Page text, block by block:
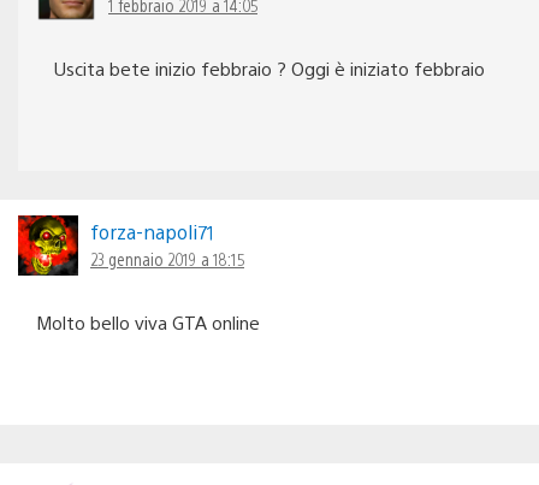
1 febbraio 2019 a 14:05
Uscita bete inizio febbraio ? Oggi è iniziato febbraio
forza-napoli71
23 gennaio 2019 a 18:15
Molto bello viva GTA online